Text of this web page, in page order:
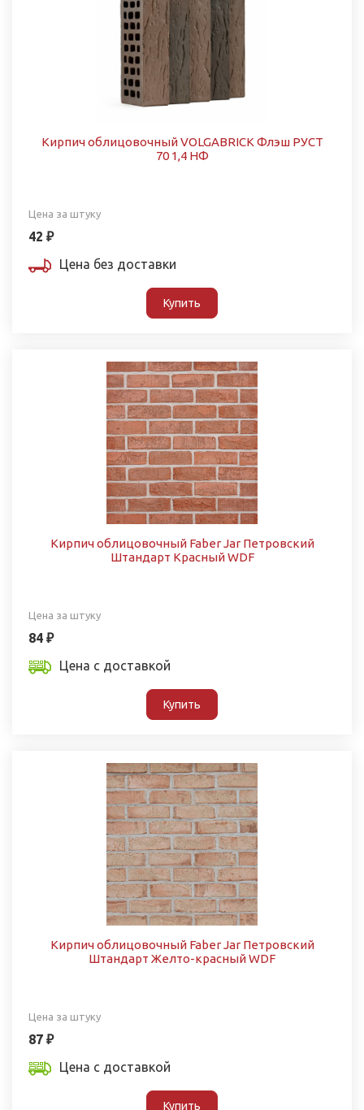
Кирпич облицовочный VOLGABRICK Флэш РУСТ
70 1,4 НФ
Цена за штуку
42 ₽
Цена без доставки
Купить
Кирпич облицовочный Faber Jar Петровский
Штандарт Красный WDF
Цена за штуку
84 ₽
Цена с доставкой
Купить
Кирпич облицовочный Faber Jar Петровский
Штандарт Желто-красный WDF
Цена за штуку
87 ₽
Цена с доставкой
Купить